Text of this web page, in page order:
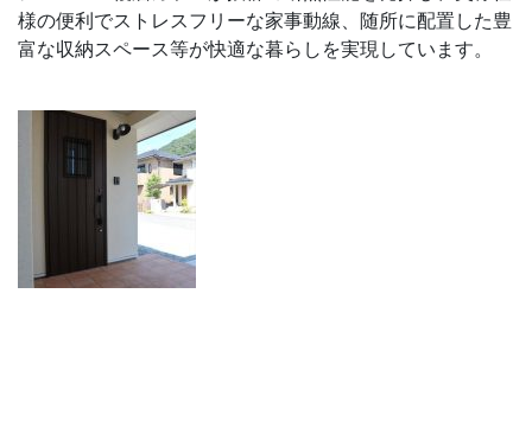
様の便利でストレスフリーな家事動線、随所に配置した豊
富な収納スペース等が快適な暮らしを実現しています。